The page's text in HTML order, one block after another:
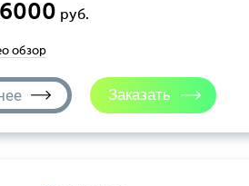
руб.
обзор